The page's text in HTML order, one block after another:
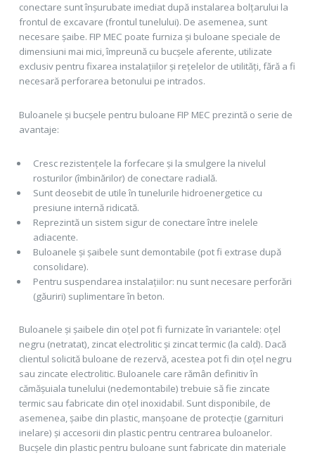
conectare sunt înșurubate imediat după instalarea bolțarului la
frontul de excavare (frontul tunelului). De asemenea, sunt
necesare șaibe. FIP MEC poate furniza și buloane speciale de
dimensiuni mai mici, împreună cu bucșele aferente, utilizate
exclusiv pentru fixarea instalațiilor și rețelelor de utilități, fără a fi
necesară perforarea betonului pe intrados.
Buloanele și bucșele pentru buloane FIP MEC prezintă o serie de
avantaje:
Cresc rezistențele la forfecare și la smulgere la nivelul
rosturilor (îmbinărilor) de conectare radială.
Sunt deosebit de utile în tunelurile hidroenergetice cu
presiune internă ridicată.
Reprezintă un sistem sigur de conectare între inelele
adiacente.
Buloanele și șaibele sunt demontabile (pot fi extrase după
consolidare).
Pentru suspendarea instalațiilor: nu sunt necesare perforări
(găuriri) suplimentare în beton.
Buloanele și șaibele din oțel pot fi furnizate în variantele: oțel
negru (netratat), zincat electrolitic și zincat termic (la cald). Dacă
clientul solicită buloane de rezervă, acestea pot fi din oțel negru
sau zincate electrolitic. Buloanele care rămân definitiv în
cămășuiala tunelului (nedemontabile) trebuie să fie zincate
termic sau fabricate din oțel inoxidabil. Sunt disponibile, de
asemenea, șaibe din plastic, manșoane de protecție (garnituri
inelare) și accesorii din plastic pentru centrarea buloanelor.
Bucșele din plastic pentru buloane sunt fabricate din materiale